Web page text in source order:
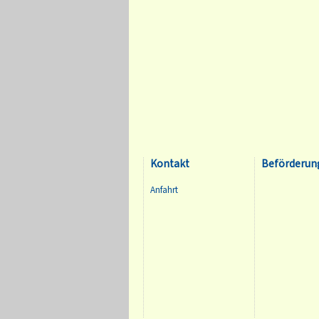
Kontakt
Anfahrt